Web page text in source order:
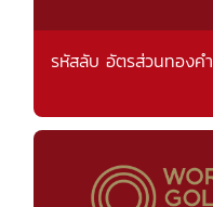
รหัสลับ อัตรส่วนทองคำ